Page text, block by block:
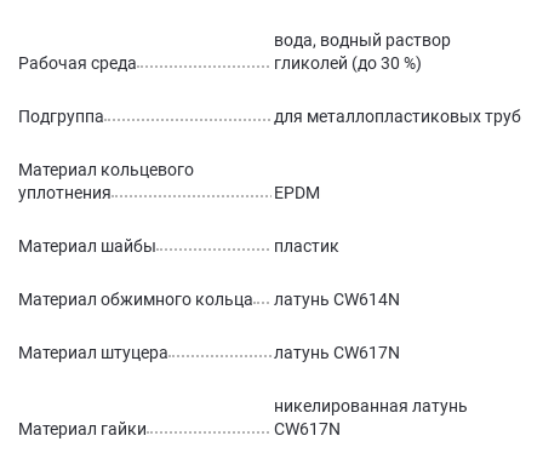
Рабочая среда
вода, водный раствор
гликолей (до 30 %)
Подгруппа для металлопластиковых труб
Материал кольцевого
уплотнения
EPDM
Материал шайбы пластик
Материал обжимного кольца латунь CW614N
Материал штуцера латунь CW617N
Материал гайки
никелированная латунь
CW617N